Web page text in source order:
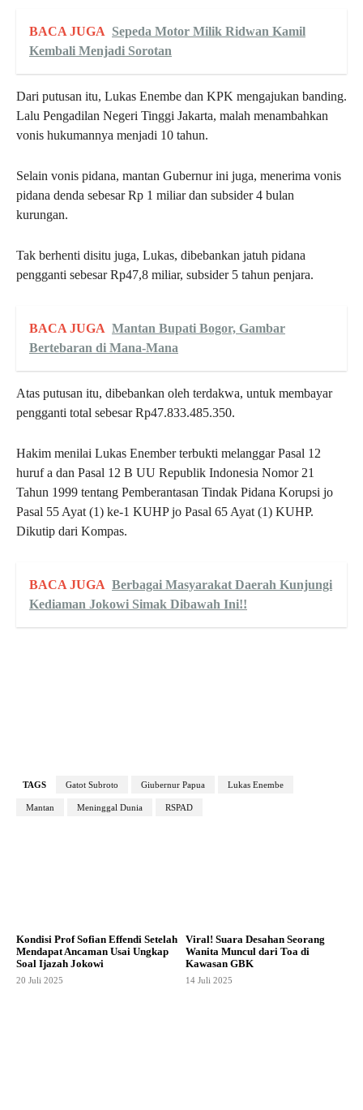
BACA JUGA Sepeda Motor Milik Ridwan Kamil
Kembali Menjadi Sorotan
Dari putusan itu, Lukas Enembe dan KPK mengajukan banding.
Lalu Pengadilan Negeri Tinggi Jakarta, malah menambahkan
vonis hukumannya menjadi 10 tahun.
Selain vonis pidana, mantan Gubernur ini juga, menerima vonis
pidana denda sebesar Rp 1 miliar dan subsider 4 bulan
kurungan.
Tak berhenti disitu juga, Lukas, dibebankan jatuh pidana
pengganti sebesar Rp47,8 miliar, subsider 5 tahun penjara.
BACA JUGA Mantan Bupati Bogor, Gambar
Bertebaran di Mana-Mana
Atas putusan itu, dibebankan oleh terdakwa, untuk membayar
pengganti total sebesar Rp47.833.485.350.
Hakim menilai Lukas Enember terbukti melanggar Pasal 12
huruf a dan Pasal 12 B UU Republik Indonesia Nomor 21
Tahun 1999 tentang Pemberantasan Tindak Pidana Korupsi jo
Pasal 55 Ayat (1) ke-1 KUHP jo Pasal 65 Ayat (1) KUHP.
Dikutip dari Kompas.
BACA JUGA Berbagai Masyarakat Daerah Kunjungi
Kediaman Jokowi Simak Dibawah Ini!!
TAGS Gatot Subroto Giubernur Papua Lukas Enembe
Mantan Meninggal Dunia RSPAD
Kondisi Prof Sofian Effendi Setelah
Mendapat Ancaman Usai Ungkap
Soal Ijazah Jokowi
20 Juli 2025
Viral! Suara Desahan Seorang
Wanita Muncul dari Toa di
Kawasan GBK
14 Juli 2025